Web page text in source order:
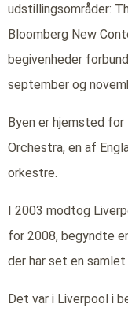
udstillingsområder:
Bloomberg New
begivenheder
september og
Byen er hjemsted for
Orchestra, en af
orkestre.
I 2003 modtog
for 2008, begyndte
der har set en
Det var i Liverpool i